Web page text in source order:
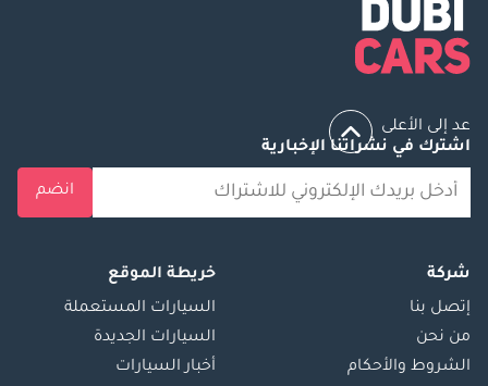
عد إلى الأعلى
اشترك في نشراتنا الإخبارية
انضم
شركة
إتصل بنا
من نحن
الشروط والأحكام
خريطة الموقع
السيارات المستعملة
السيارات الجديدة
أخبار السيارات